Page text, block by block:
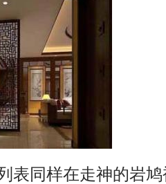
表同样在走神的岩